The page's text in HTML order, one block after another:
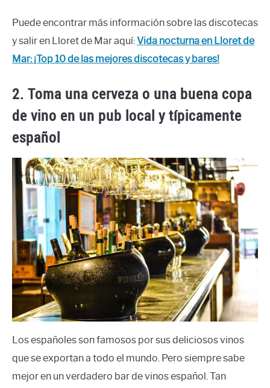
Puede encontrar más información sobre las discotecas
y salir en Lloret de Mar aquí:Vida nocturna en Lloret de
Mar: ¡Top 10 de las mejores discotecas y bares!
2. Toma una cerveza o una buena copa
de vino en un pub local y típicamente
español
Los españoles son famosos por sus deliciosos vinos
que se exportan a todo el mundo. Pero siempre sabe
mejor en un verdadero bar de vinos español. Tan